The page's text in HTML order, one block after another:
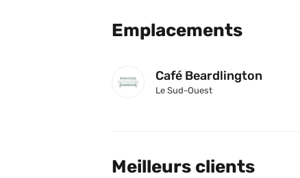
Emplacements
Café Beardlington
Le Sud-Ouest
Meilleurs clients